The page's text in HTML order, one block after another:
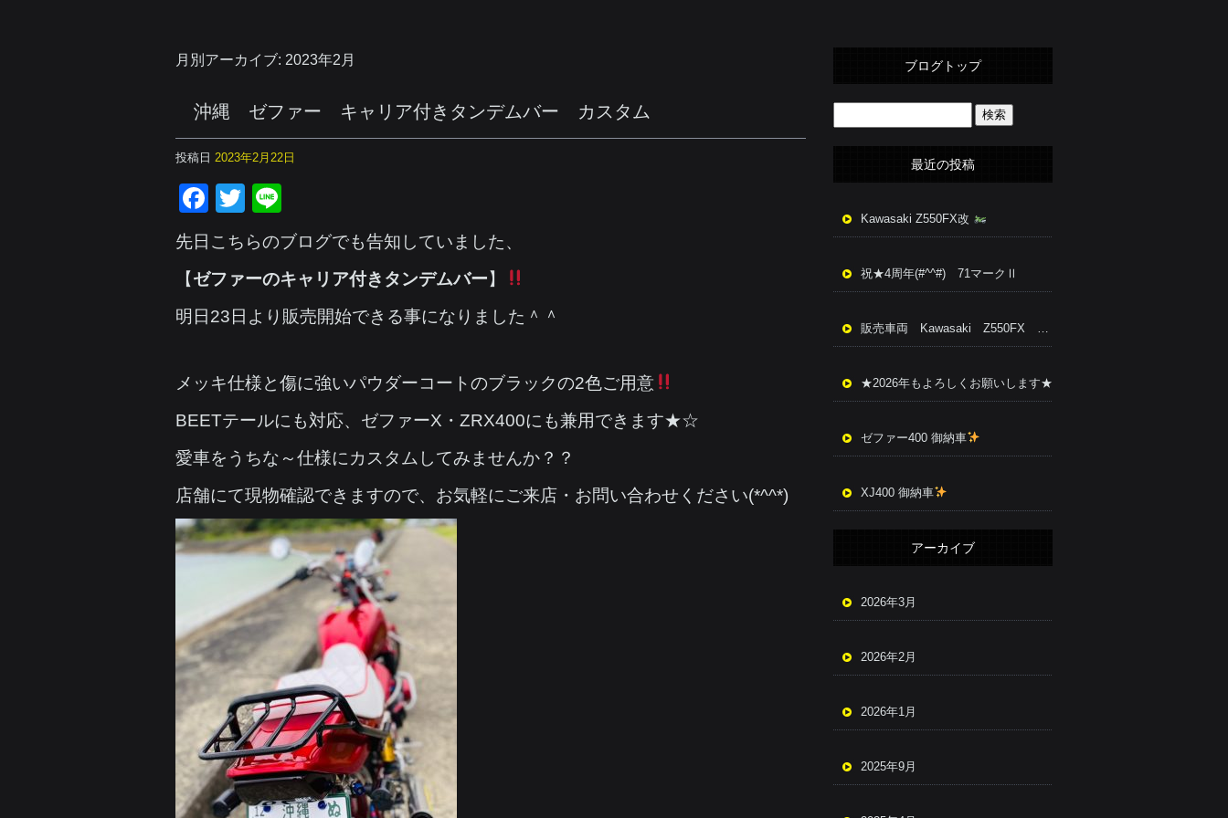
月別アーカイブ: 2023年2月
沖縄 ゼファー キャリア付きタンデムバー カスタム
投稿日 2023年2月22日
Facebook
Twitter
先日こちらのブログでも告知していました、
【ゼファーのキャリア付きタンデムバー】
明日23日より販売開始できる事になりました＾＾
メッキ仕様と傷に強いパウダーコートのブラックの2色ご用意
BEETテールにも対応、ゼファーX・ZRX400にも兼用できます★☆
愛車をうちな～仕様にカスタムしてみませんか？？
店舗にて現物確認できますので、お気軽にご来店・お問い合わせください(*^^*)
ブログトップ
最近の投稿
Kawasaki Z550FX改
祝★4周年(#^^#) 71マークⅡ
販売車両 Kawasaki Z550FX 改
★2026年もよろしくお願いします★
ゼファー400 御納車
XJ400 御納車
アーカイブ
2026年3月
2026年2月
2026年1月
2025年9月